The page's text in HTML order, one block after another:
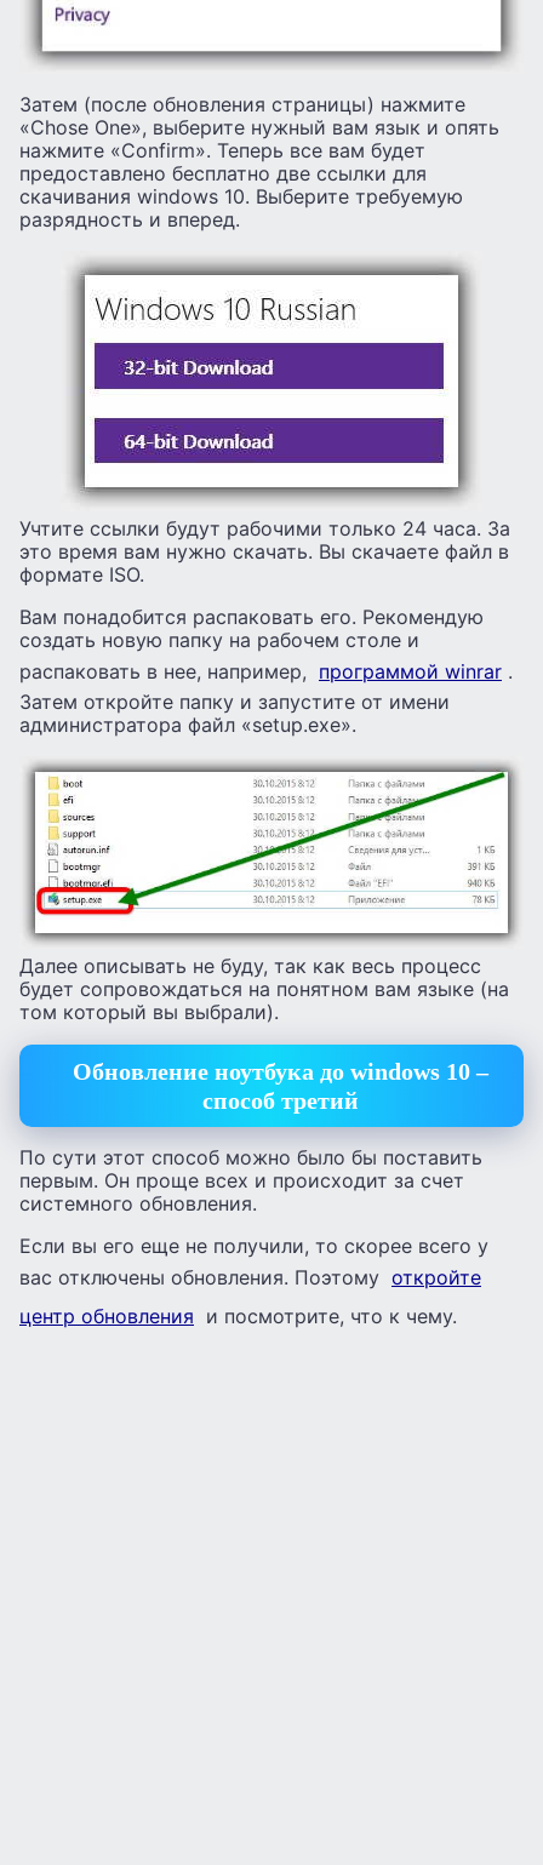
Затем (после обновления страницы) нажмите
«Chose One», выберите нужный вам язык и опять
нажмите «Confirm». Теперь все вам будет
предоставлено бесплатно две ссылки для
скачивания windows 10. Выберите требуемую
разрядность и вперед.
Учтите ссылки будут рабочими только 24 часа. За
это время вам нужно скачать. Вы скачаете файл в
формате ISO.
Вам понадобится распаковать его. Рекомендую
создать новую папку на рабочем столе и
распаковать в нее, например, программой winrar .
Затем откройте папку и запустите от имени
администратора файл «setup.exe».
Далее описывать не буду, так как весь процесс
будет сопровождаться на понятном вам языке (на
том который вы выбрали).
Обновление ноутбука до windows 10 –
способ третий
По сути этот способ можно было бы поставить
первым. Он проще всех и происходит за счет
системного обновления.
Если вы его еще не получили, то скорее всего у
вас отключены обновления. Поэтому откройте
центр обновления и посмотрите, что к чему.